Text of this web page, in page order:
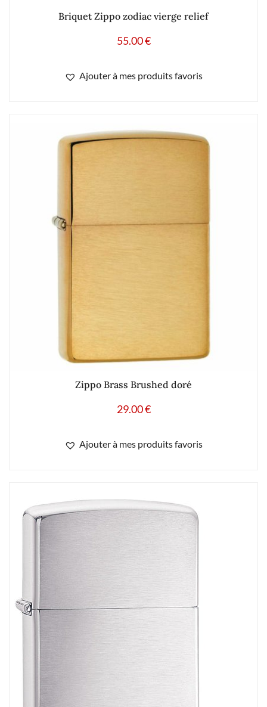
Briquet Zippo zodiac vierge relief
55.00€
Ajouter à mes produits favoris
Zippo Brass Brushed doré
29.00€
Ajouter à mes produits favoris